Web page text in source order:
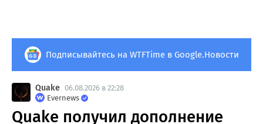
Подписывайтесь на WTFTime в Google.Новости
Quake 06.08.2026 в 22:28
Evernews
Quake получил дополнение